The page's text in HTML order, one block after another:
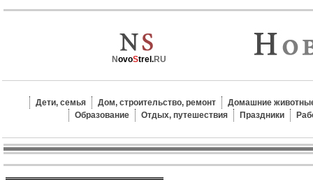
NovoStrel.RU
Дети, семья Дом, строительство, ремонт
Домашние
Образование
Отдых, путешествия Праздники